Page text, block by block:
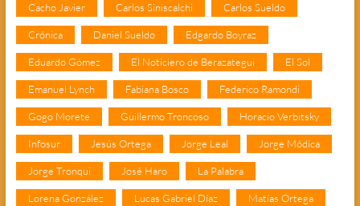
Cacho Javier Carlos Siniscalchi Carlos Sueldo
Crónica Daniel Sueldo Edgardo Boyraz
Eduardo Gómez El Noticiero de Berazategui El Sol
Emanuel Lynch Fabiana Bosco Federico Ramondi
Gogo Morete Guillermo Troncoso Horacio Verbitsky
Infosur Jesús Ortega Jorge Leal Jorge Módica
Jorge Tronqui José Haro La Palabra
Lorena González Lucas Gabriel Díaz Matías Ortega